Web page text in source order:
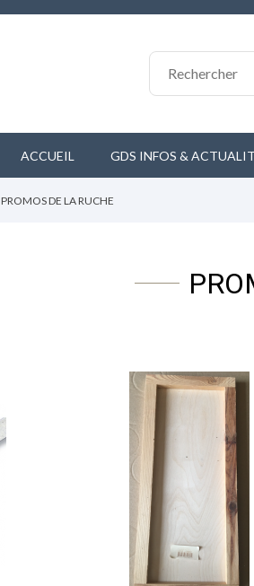
ACCUEIL GDS INFOS &
PROMOS DE LA RUCHE